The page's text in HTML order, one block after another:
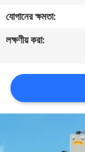
আমাদের
সাথে
খবর
মামলা
যোগানের ক্ষমতা:
লক্ষণীয় করা: